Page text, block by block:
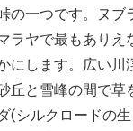
の一つです。ヌブ
ラヤで最もありえ
にします。広い川
丘と雪峰の間で草
(シルクロードの